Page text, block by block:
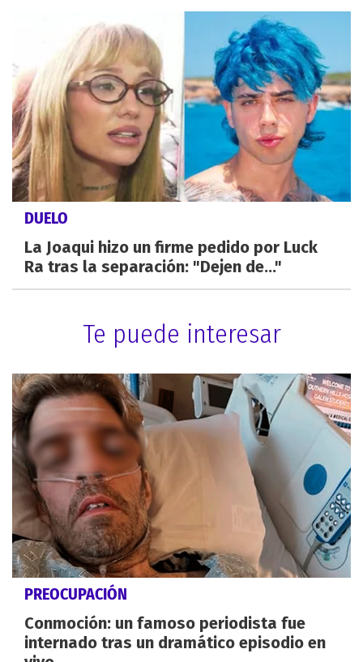
DUELO
La Joaqui hizo un firme pedido por Luck
Ra tras la separación: "Dejen de..."
Te puede interesar
PREOCUPACIÓN
Conmoción: un famoso periodista fue
internado tras un dramático episodio en